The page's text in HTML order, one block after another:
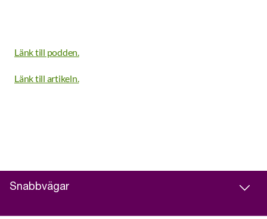
Länk till podden.
Länk till artikeln.
Snabbvägar